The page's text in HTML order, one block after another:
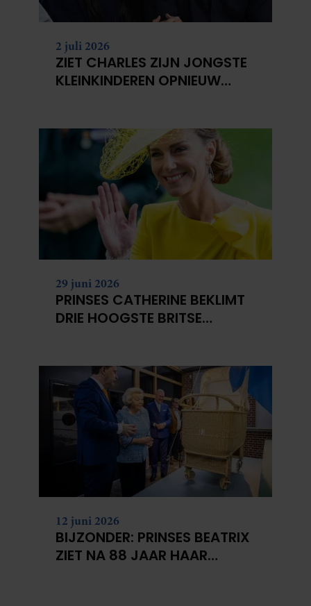
2 juli 2026
ZIET CHARLES ZIJN JONGSTE
KLEINKINDEREN OPNIEUW
29 juni 2026
PRINSES CATHERINE BEKLIMT
DRIE HOOGSTE BRITSE
12 juni 2026
BIJZONDER: PRINSES BEATRIX
ZIET NA 88 JAAR HAAR